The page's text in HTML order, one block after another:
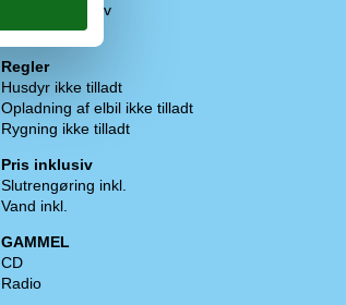
Flise-/klinkegulv
Åbent køkken
Regler
Husdyr ikke tilladt
Opladning af elbil ikke tilladt
Rygning ikke tilladt
Pris inklusiv
Slutrengøring inkl.
Vand inkl.
GAMMEL
CD
Radio